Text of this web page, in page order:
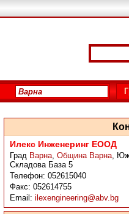
Илекс Инженеринг ЕООД
Град Варна, Община Варна,
Складова База 5
Телефон: 052615040
Факс: 052614755
Email: ilexengineering@abv.bg